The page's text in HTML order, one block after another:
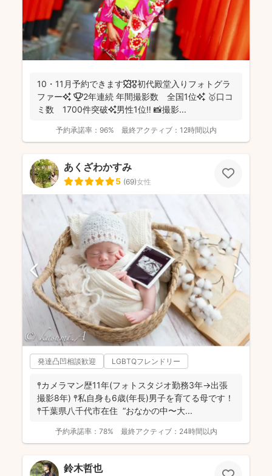
10・11月予約できます🍁🎖初代殿堂入りフォトグラ
ファー✨ 🏆2年連続 年間撮影数 全国1位✨ 🥇口コ
ミ数 1700件突破✨男性1位‼️ 📸撮影...
予約承諾率： 96% 最終アクティブ： 12時間以内
あくざわかすみ
5 (69)女性
発達凸凹相談歓迎 LGBTQフレンドリー
𖤣カメラマン歴11年(フォトスタジオ勤務3年→出張
撮影8年) 𖤣私自身も6歳(年長)男子を育てる母です！
𖤣千葉県八千代市在住 “おなかの中〜大...
予約承諾率： 78% 最終アクティブ： 24時間以内
鈴木哲也